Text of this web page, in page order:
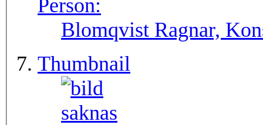
Person:
Blomqvist Ragnar,
Thumbnail